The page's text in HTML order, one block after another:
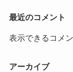
最近のコメント
表示できるコメ
アーカイブ